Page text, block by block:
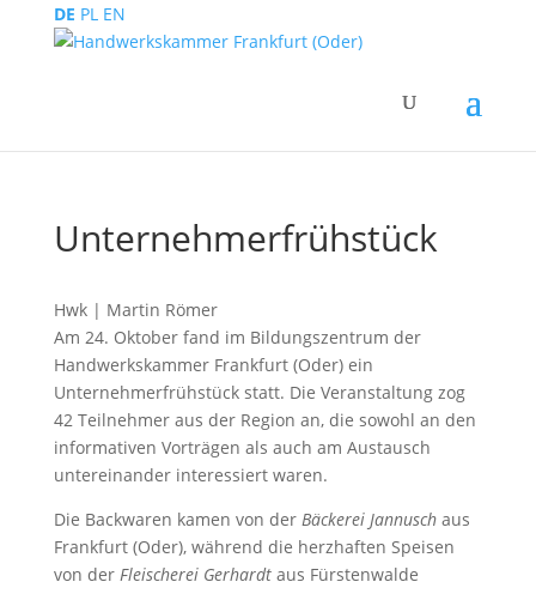
DE PL EN
Unternehmerfrühstück
Hwk | Martin Römer
Am 24. Oktober fand im Bildungszentrum der
Handwerkskammer Frankfurt (Oder) ein
Unternehmerfrühstück statt. Die Veranstaltung zog
42 Teilnehmer aus der Region an, die sowohl an den
informativen Vorträgen als auch am Austausch
untereinander interessiert waren.
Die Backwaren kamen von der Bäckerei Jannuschaus
Frankfurt (Oder), während die herzhaften Speisen
von der Fleischerei Gerhardtaus Fürstenwalde